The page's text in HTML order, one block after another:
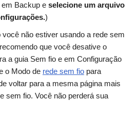
Backup e selecione um arquivo
)
não estiver usando a rede sem
que você desative o
a guia Sem fio e em Configuração
o Modo de rede sem fio para
voltar para a mesma página mais
sem fio. Você não perderá sua